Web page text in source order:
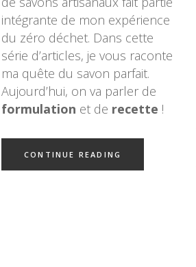
intégrante de mon expérience
du zéro déchet. Dans cette
série d’articles, je vous raconte
ma quête du savon parfait.
Aujourd’hui, on va parler de
formulation et de recette !
CONTINUE READING